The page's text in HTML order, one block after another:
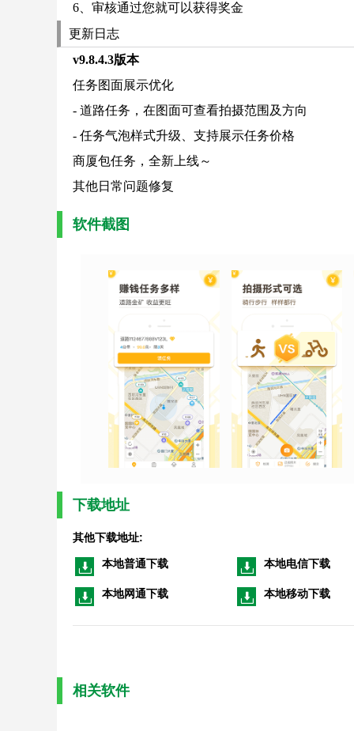
6、审核通过您就可以获得奖金
更新日志
v9.8.4.3版本
任务图面展示优化
- 道路任务，在图面可查看拍摄范围及方向
- 任务气泡样式升级、支持展示任务价格
商厦包任务，全新上线～
其他日常问题修复
软件截图
下载地址
其他下载地址:
本地普通下载 本地电信下载
本地网通下载 本地移动下载
相关软件